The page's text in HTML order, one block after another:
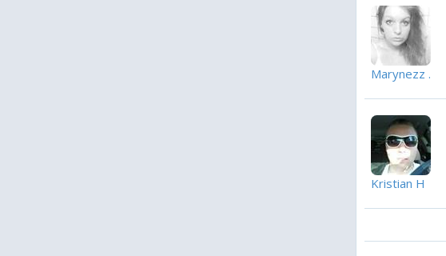
Marynezz .
Kristian H